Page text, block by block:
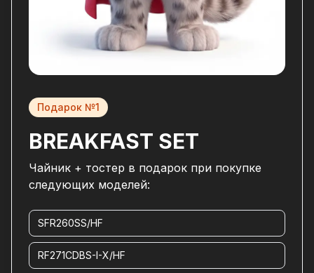
Подарок №1
BREAKFAST SET
Чайник + тостер в подарок при покупке
следующих моделей:
SFR260SS/HF
RF271CDBS-I-X/HF